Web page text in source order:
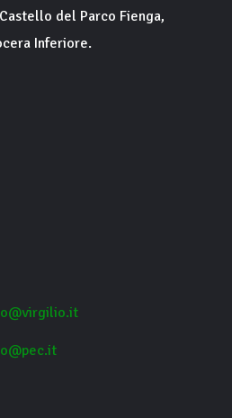
Castello del Parco Fienga,
Inferiore.